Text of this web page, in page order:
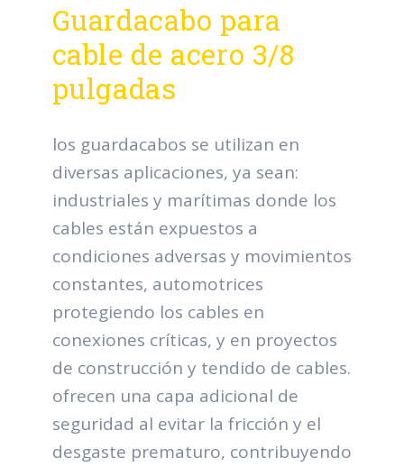
Guardacabo para
cable de acero 3/8
pulgadas
los guardacabos se utilizan en
diversas aplicaciones, ya sean:
industriales y marítimas donde los
cables están expuestos a
condiciones adversas y movimientos
constantes, automotrices
protegiendo los cables en
conexiones críticas, y en proyectos
de construcción y tendido de cables.
ofrecen una capa adicional de
seguridad al evitar la fricción y el
desgaste prematuro, contribuyendo